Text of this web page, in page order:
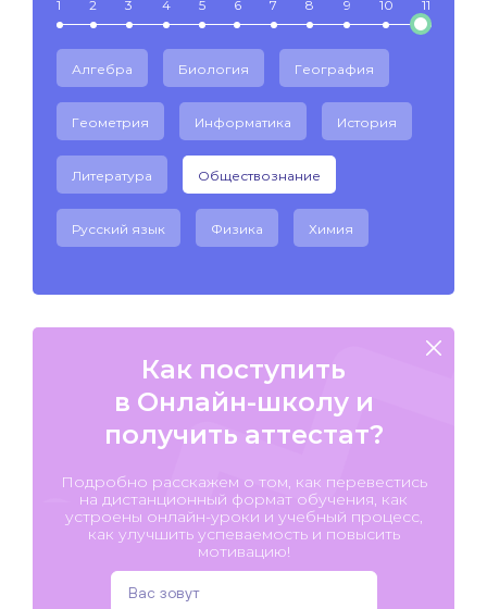
1 2 3 4 5 6 7 8 9 10 11
Алгебра Биология География
Геометрия Информатика История
Литература Обществознание
Русский язык Физика Химия
Как поступить
в Онлайн-школу и
получить аттестат?
Подробно расскажем о том, как перевестись
на дистанционный формат обучения, как
устроены онлайн-уроки и учебный процесс,
как улучшить успеваемость и повысить
мотивацию!